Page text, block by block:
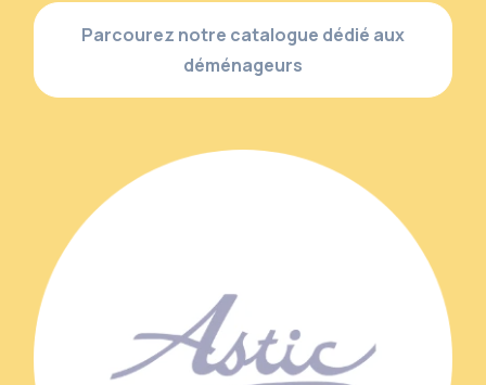
Parcourez notre catalogue dédié aux
déménageurs